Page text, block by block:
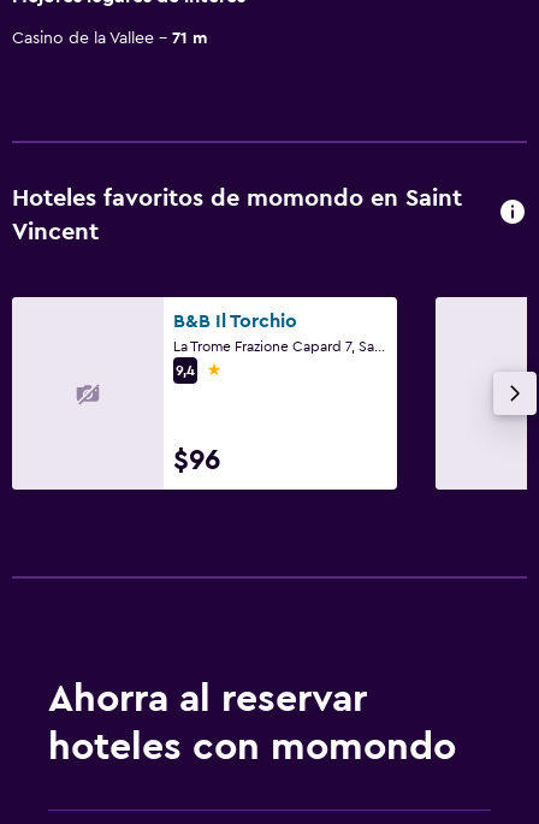
Casino de la Vallee 71 m
Hoteles favoritos de momondo en Saint
Vincent
B&B Il Torchio
9,4
1 estrella
$96
Ahorra al reservar
hoteles con momondo